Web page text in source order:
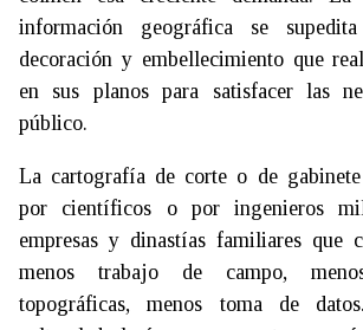
información geográfica se
decoración y embellecimiento que
en sus planos para satisfacer las
público.
La cartografía de corte o de
por científicos o por ingenieros
empresas y dinastías familiares que
menos trabajo de campo, menos
topográficas, menos toma de